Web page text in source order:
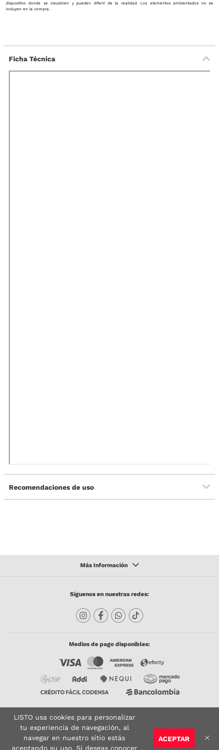
dispositivo donde se visualicen y pueden diferir de la realidad. Los elementos ambientados no se
incluyen en la compra.
Ficha Técnica
Recomendaciones de uso
Síguenos en nuestras redes:
Medios de pago disponibles:
Copyright © 2023 TODACO S.A.S. Listo Mundo Cerámico. All Rights Reserved. Powered
by
Sitio seguro: Vigilado por: Certificado:
ACEPTAR
LISTO usa cookies para personalizar
tu experiencia de navegación, al
navegar en nuestro sitio estás
aceptando su uso. Si deseas conocer